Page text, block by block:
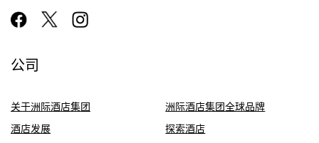
公司
关于洲际酒店集团
洲际酒店集团全球品牌
酒店发展
探索酒店